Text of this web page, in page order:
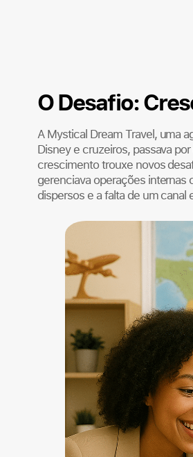
O Desafio:
A Mystical Dream Travel, uma
Disney e cruzeiros, passava
crescimento trouxe novos
gerenciava operações internas
dispersos e a falta de um